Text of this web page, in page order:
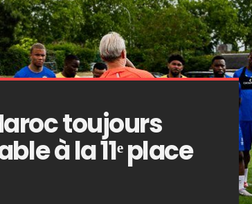
toujours
à la 11ᵉ place